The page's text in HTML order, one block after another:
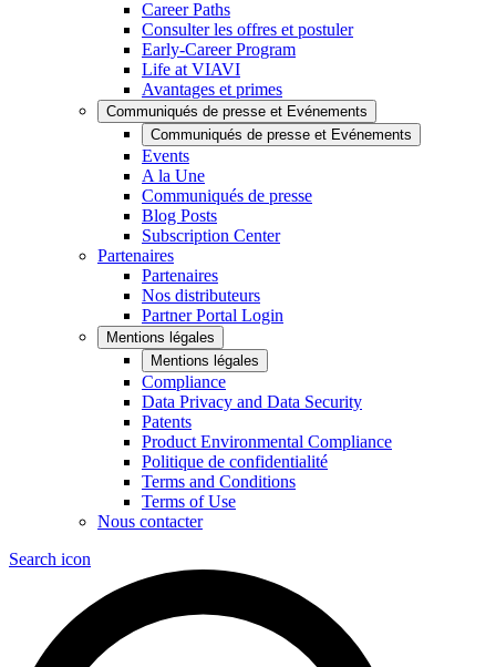
Career Paths
Consulter les offres et postuler
Early-Career Program
Life at VIAVI
Avantages et primes
Communiqués de presse et Evénements
Communiqués de presse et Evénements
Events
A la Une
Communiqués de presse
Blog Posts
Subscription Center
Partenaires
Partenaires
Nos distributeurs
Partner Portal Login
Mentions légales
Mentions légales
Compliance
Data Privacy and Data Security
Patents
Product Environmental Compliance
Politique de confidentialité
Terms and Conditions
Terms of Use
Nous contacter
Search icon